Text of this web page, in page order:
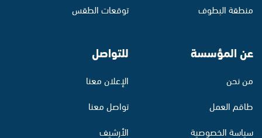
منطقة البطوف
توقعات الطقس
عن المؤسسة
من نحن
طاقم العمل
سياسة الخصوصية
للتواصل
الإعلان معنا
تواصل معنا
الأرشيف